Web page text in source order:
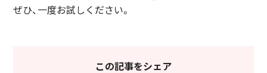
ぜひ、一度お試しください。
この記事をシェア